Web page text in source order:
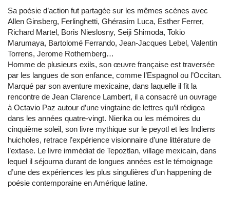
Sa poésie d’action fut partagée sur les mêmes scènes avec
Allen Ginsberg, Ferlinghetti, Ghérasim Luca, Esther Ferrer,
Richard Martel, Boris Nieslosny, Seiji Shimoda, Tokio
Marumaya, Bartolomé Ferrando, Jean-Jacques Lebel, Valentin
Torrens, Jerome Rothemberg…
Homme de plusieurs exils, son œuvre française est traversée
par les langues de son enfance, comme l’Espagnol ou l’Occitan.
Marqué par son aventure mexicaine, dans laquelle il fit la
rencontre de Jean Clarence Lambert, il a consacré un ouvrage
à Octavio Paz autour d’une vingtaine de lettres qu’il rédigea
dans les années quatre-vingt. Nierika ou les mémoires du
cinquième soleil, son livre mythique sur le peyotl et les Indiens
huicholes, retrace l’expérience visionnaire d’une littérature de
l’extase. Le livre immédiat de Tepoztlan, village mexicain, dans
lequel il séjourna durant de longues années est le témoignage
d’une des expériences les plus singulières d’un happening de
poésie contemporaine en Amérique latine.